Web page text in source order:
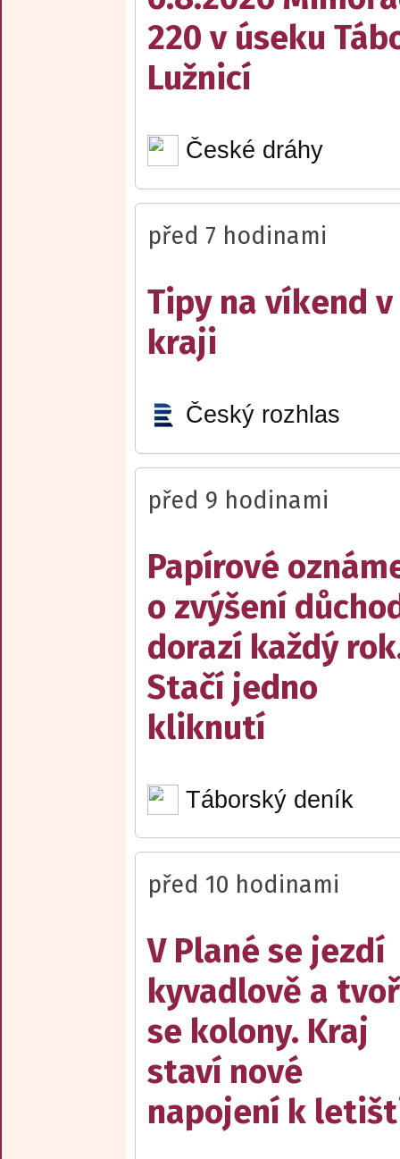
220 v úseku
Lužnicí
České dráhy
před 7 hodinami
Tipy na víkend
kraji
Český rozhlas
před 9 hodinami
Papírové
o zvýšení
dorazí každý
Stačí jedno
kliknutí
Táborský deník
před 10 hodinami
V Plané se jezdí
kyvadlově a
se kolony. Kraj
staví nové
napojení k